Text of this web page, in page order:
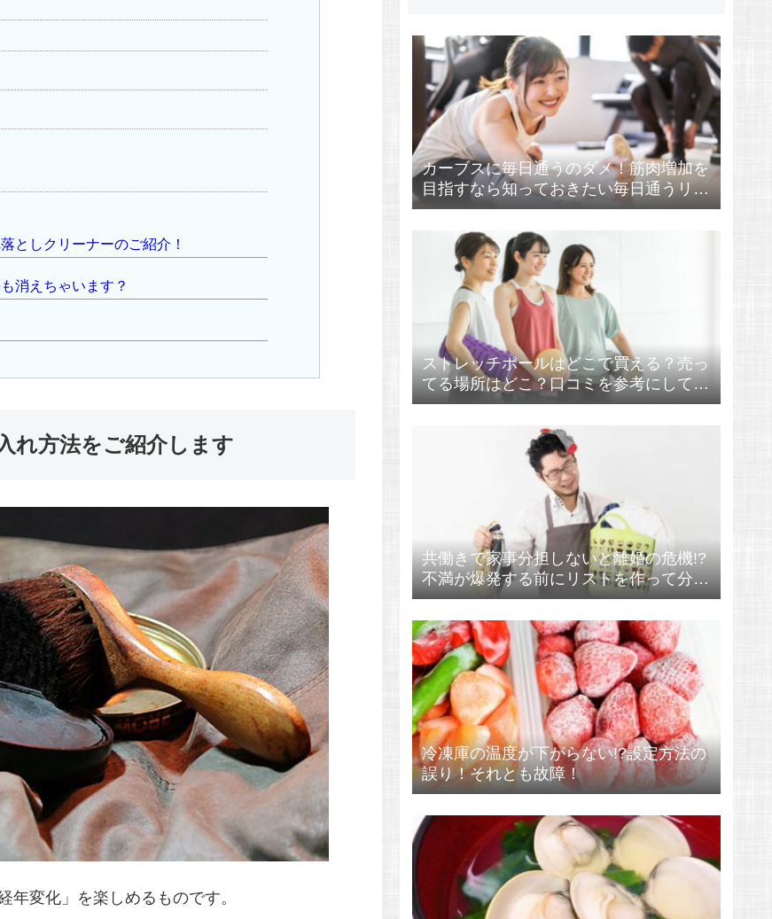
としクリーナーのご紹介！
消えちゃいます？
れ方法をご紹介します
変化」を楽しめるものです。
カーブスに毎日通うのダメ！筋肉増加を
目指すなら知っておきたい毎日通うリス
ク
ストレッチポールはどこで買える？売っ
てる場所はどこ？口コミを参考にしてか
らゲット！
共働きで家事分担しないと離婚の危機!?
不満が爆発する前にリストを作って分け
る！
冷凍庫の温度が下がらない!?設定方法の
誤り！それとも故障！